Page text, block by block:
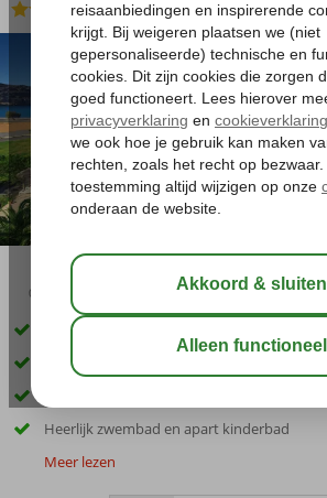
Logies en ontbijt -Hotel
03:30
Gerund door een Griekse familie
Prachtig gelegen in Plakias
Heerlijk zwembad en apart kinderbad
Meer lezen